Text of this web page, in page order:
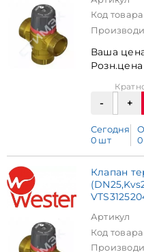
Код товара
Ваша
Розн.цена
Сегодня
0 шт
Клапан
Артикул
Код товара